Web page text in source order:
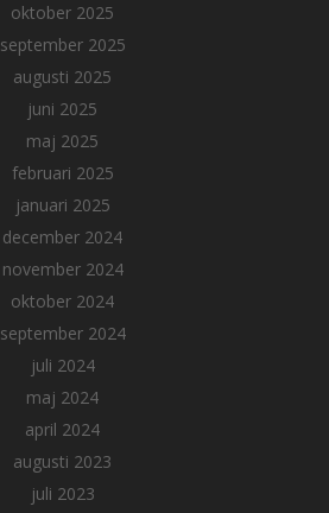
oktober 2025
september 2025
augusti 2025
juni 2025
maj 2025
februari 2025
januari 2025
december 2024
november 2024
oktober 2024
september 2024
juli 2024
maj 2024
april 2024
augusti 2023
juli 2023